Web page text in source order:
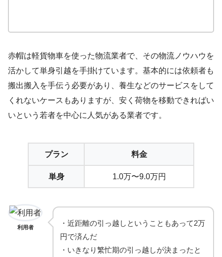
赤帽は軽貨物車を使った物流業者で、その物流ノウハウを
活かして単身引越を手掛けています。基本的には依頼者も
搬出搬入を手伝う必要があり、養生などのサービスをして
くれないケースもありますが、安く荷物を移動できればい
いという若者を中心に人気がある業者です。
プラン 料金
単身 1.0万〜9.0万円
利用者
・近距離の引っ越しということもあって2万
円で済んだ
・いきなり繁忙期の引っ越しが決まったと